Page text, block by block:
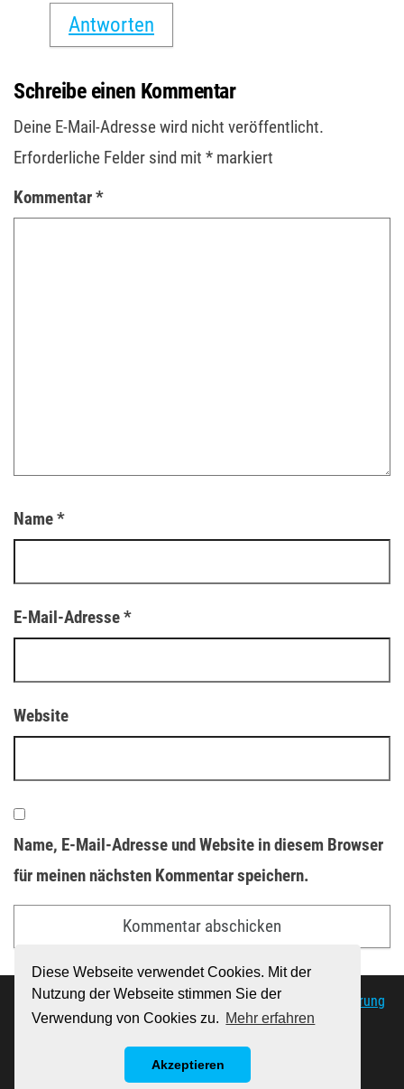
Diese Webseite verwendet Cookies. Mit der
Nutzung der Webseite stimmen Sie der
Verwendung von Cookies zu. Mehr erfahren
Akzeptieren
Antworten
Schreibe einen Kommentar
Deine E-Mail-Adresse wird nicht veröffentlicht.
Erforderliche Felder sind mit * markiert
Kommentar*
Name*
E-Mail-Adresse*
Website
Name, E-Mail-Adresse und Website in diesem Browser
für meinen nächsten Kommentar speichern.
© 2019 Maple-Leaf.de |Impressum| Datenschutzerklärung
Product Images: Courtesy of APMEX.com